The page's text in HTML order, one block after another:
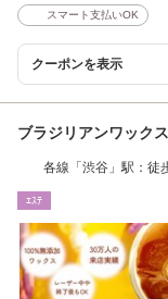
スマート支払いOK
クーポンを表示
ブラジリアンワッ
各線「渋谷」駅：徒
ｴｽﾃ